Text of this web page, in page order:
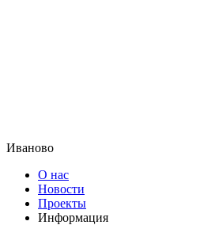
Иваново
О нас
Новости
Проекты
Информация